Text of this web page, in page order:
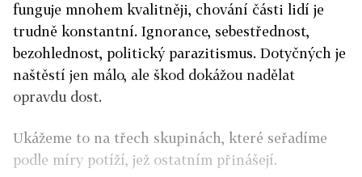
funguje mnohem kvalitněji, chování části lidí je
trudně konstantní. Ignorance, sebestřednost,
bezohlednost, politický parazitismus. Dotyčných je
naštěstí jen málo, ale škod dokážou nadělat
opravdu dost.
Ukážeme to na třech skupinách, které seřadíme
podle míry potíží, jež ostatním přinášejí.